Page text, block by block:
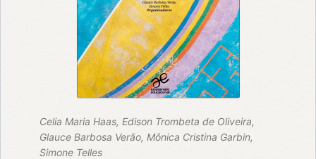
Celia Maria Haas, Edison Trombeta de Oliveira,
Glauce Barbosa Verão, Mônica Cristina Garbin,
Simone Telles